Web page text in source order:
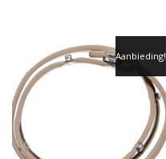
Aanbieding!